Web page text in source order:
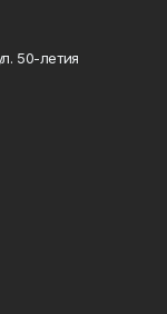
50-летия